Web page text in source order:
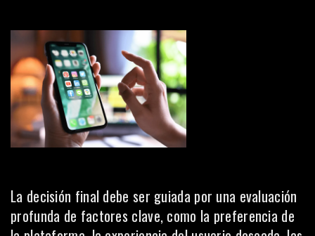
La decisión final debe ser guiada por una evaluación
profunda de factores clave, como la preferencia de